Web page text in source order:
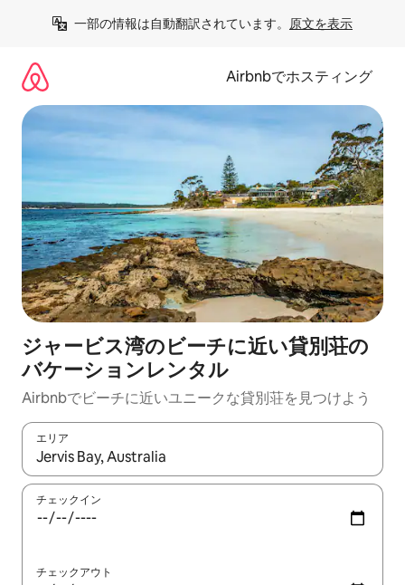
一部の情報は自動翻訳されています。 原文を表示
Airbnbでホスティング
ジャービス湾のビーチに近い貸別荘の
バケーションレンタル
Airbnbでビーチに近いユニークな貸別荘を見つけよう
エリア
検索結果が表示されたら、上下の矢印キーを使って移動するか
チェックイン
チェックアウト